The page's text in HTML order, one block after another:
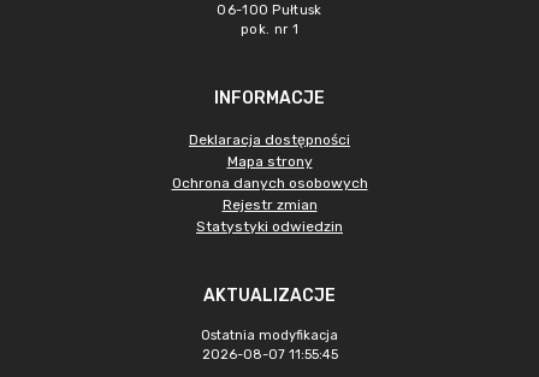
06-100 Pułtusk
pok. nr 1
INFORMACJE
Deklaracja dostępności
Mapa strony
Ochrona danych osobowych
Rejestr zmian
Statystyki odwiedzin
AKTUALIZACJE
Ostatnia modyfikacja
2026-08-07 11:55:45